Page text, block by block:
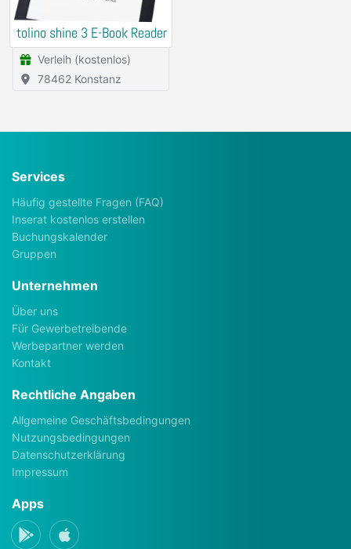
tolino shine 3 E-Book Reader
Verleih (kostenlos)
78462 Konstanz
Services
Häufig gestellte Fragen (FAQ)
Inserat kostenlos erstellen
Buchungskalender
Gruppen
Unternehmen
Über uns
Für Gewerbetreibende
Werbepartner werden
Kontakt
Rechtliche Angaben
Allgemeine Geschäftsbedingungen
Nutzungsbedingungen
Datenschutzerklärung
Impressum
Apps